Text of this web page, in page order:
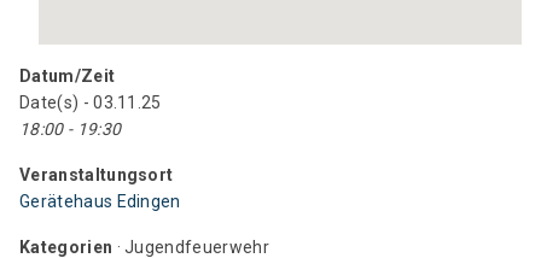
Datum/Zeit
Date(s) - 03.11.25
18:00 - 19:30
Veranstaltungsort
Gerätehaus Edingen
Kategorien · Jugendfeuerwehr